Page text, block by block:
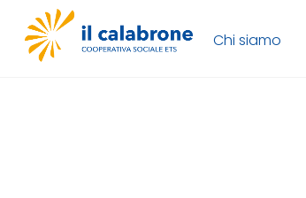
content
Chi siamo